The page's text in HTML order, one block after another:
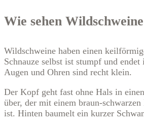
Wie sehen
Wildschweine haben einen
Schnauze selbst ist stumpf und
Augen und Ohren sind recht klein.
Der Kopf geht fast ohne Hals in
über, der mit einem braun-
ist. Hinten baumelt ein kurzer